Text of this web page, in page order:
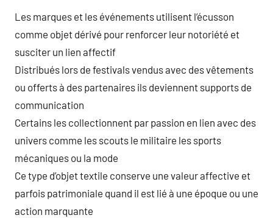
Les marques et les événements utilisent l’écusson
comme objet dérivé pour renforcer leur notoriété et
susciter un lien affectif
Distribués lors de festivals vendus avec des vêtements
ou offerts à des partenaires ils deviennent supports de
communication
Certains les collectionnent par passion en lien avec des
univers comme les scouts le militaire les sports
mécaniques ou la mode
Ce type d’objet textile conserve une valeur affective et
parfois patrimoniale quand il est lié à une époque ou une
action marquante